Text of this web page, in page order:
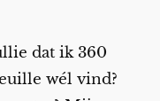
dat ik 360
wél vind?